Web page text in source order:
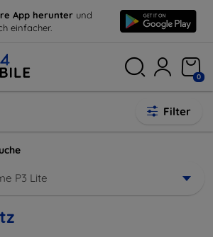
App herunter und
einfacher.
0
Filter
P3 Lite